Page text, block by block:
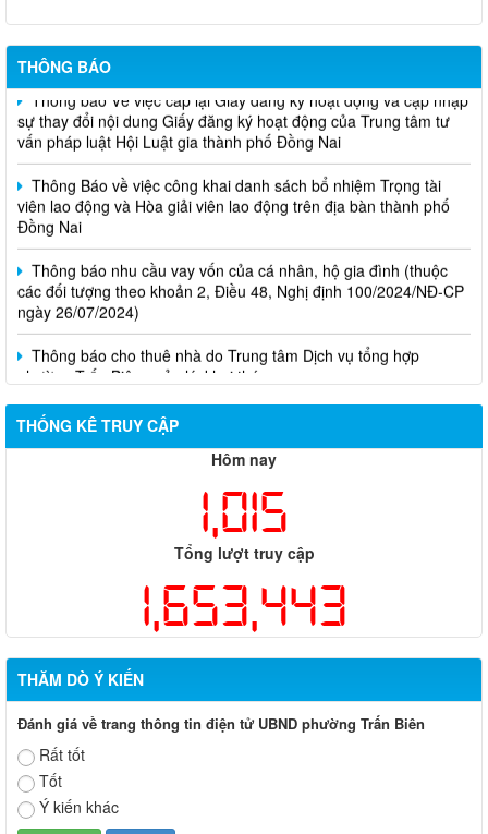
THÔNG BÁO
Thông báo Về việc cấp lại Giấy đăng ký hoạt động và cập nhập
sự thay đổi nội dung Giấy đăng ký hoạt động của Trung tâm tư
vấn pháp luật Hội Luật gia thành phố Đồng Nai
Thông Báo về việc công khai danh sách bổ nhiệm Trọng tài
viên lao động và Hòa giải viên lao động trên địa bàn thành phố
Đồng Nai
Thông báo nhu cầu vay vốn của cá nhân, hộ gia đình (thuộc
các đối tượng theo khoản 2, Điều 48, Nghị định 100/2024/NĐ-CP
ngày 26/07/2024)
Thông báo cho thuê nhà do Trung tâm Dịch vụ tổng hợp
phường Trấn Biên quản lý, khai thác
THỐNG KÊ TRUY CẬP
Hôm nay
1,015
Tổng lượt truy cập
1,653,443
THĂM DÒ Ý KIẾN
Đánh giá về trang thông tin điện tử UBND phường Trấn Biên
Rất tốt
Tốt
Ý kiến khác